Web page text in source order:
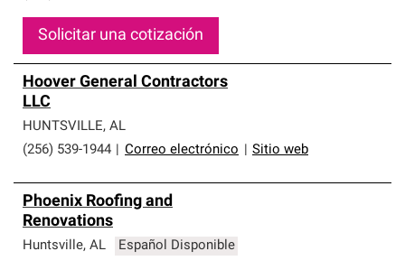
Solicitar una cotización
Hoover General Contractors
LLC
HUNTSVILLE, AL
(256) 539-1944
Correo electrónico Sitio web
Phoenix Roofing and
Renovations
Huntsville, AL Español Disponible